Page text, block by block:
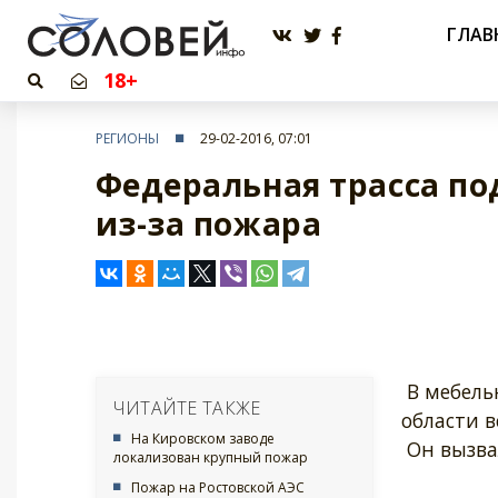
18+
РЕГИОНЫ 29-02-2016, 07:01
Федеральная трасса
из-за пожара
ЧИТАЙТЕ ТАКЖЕ
На Кировском заводе
локализован крупный пожар
Пожар на Ростовской АЭС
В
области
Он